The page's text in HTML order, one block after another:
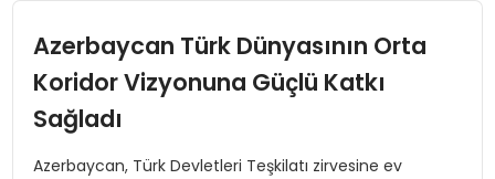
TANYER YAPI ZEMIN MÜHENDISLIĞINDE HEDEF
BÜYÜTTÜ
TOROSLAR’DA PAZAR GERGİNLİĞİ!
Azerbaycan Türk Dünyasının Orta
Koridor Vizyonuna Güçlü Katkı
Sağladı
Azerbaycan, Türk Devletleri Teşkilatı zirvesine ev